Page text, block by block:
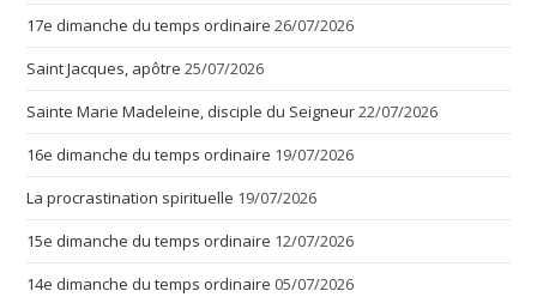
17e dimanche du temps ordinaire 26/07/2026
Saint Jacques, apôtre 25/07/2026
Sainte Marie Madeleine, disciple du Seigneur22/07/2026
16e dimanche du temps ordinaire 19/07/2026
La procrastination spirituelle 19/07/2026
15e dimanche du temps ordinaire 12/07/2026
14e dimanche du temps ordinaire 05/07/2026